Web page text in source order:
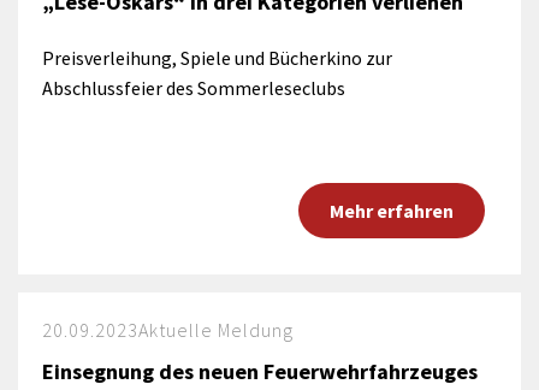
Preisverleihung, Spiele und Bücherkino zur
Abschlussfeier des Sommerleseclubs
Mehr erfahren
20.09.2023Aktuelle Meldung
Einsegnung des neuen Feuerwehrfahrzeuges